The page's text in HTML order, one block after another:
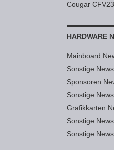
Cougar
HARDWARE
Mainboard
Sonstige
Sponsoren
Sonstige
Grafikkarten
Sonstige
Sonstige